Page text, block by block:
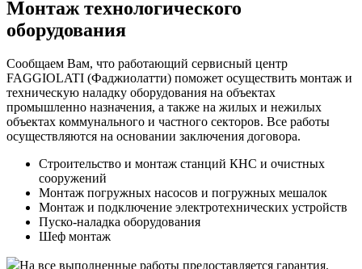
Монтаж технологического
оборудования
Сообщаем Вам, что работающий сервисный центр
FAGGIOLATI (Фаджиолатти) поможет осуществить монтаж и
техническую наладку оборудования на объектах
промышленно назначения, а также на жилых и нежилых
объектах коммунального и частного секторов. Все работы
осуществляются на основании заключения договора.
Строительство и монтаж станций КНС и очистных
сооружений
Монтаж погружных насосов и погружных мешалок
Монтаж и подключение электротехнических устройств
Пуско-наладка оборудования
Шеф монтаж
На все выполненные работы предоставляется гарантия.